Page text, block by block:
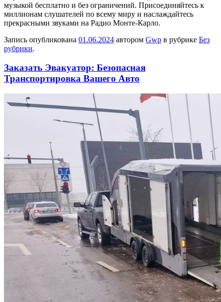
музыкой бесплатно и без ограничений. Присоединяйтесь к
миллионам слушателей по всему миру и наслаждайтесь
прекрасными звуками на Радио Монте-Карло.
Запись опубликована 01.06.2024 автором Gwp в рубрике Без
рубрики.
Заказать Эвакуатор: Безопасная
Транспортировка Вашего Авто